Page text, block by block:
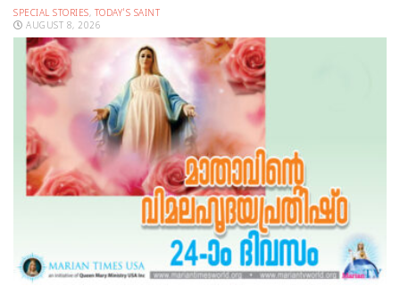
SPECIAL STORIES, TODAY'S SAINT
AUGUST 8, 2026